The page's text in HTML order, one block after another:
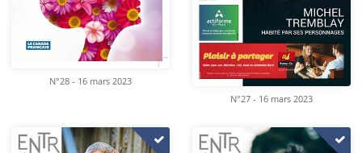
N°28 - 16 mars 2023
N°27 - 16 mars 2023